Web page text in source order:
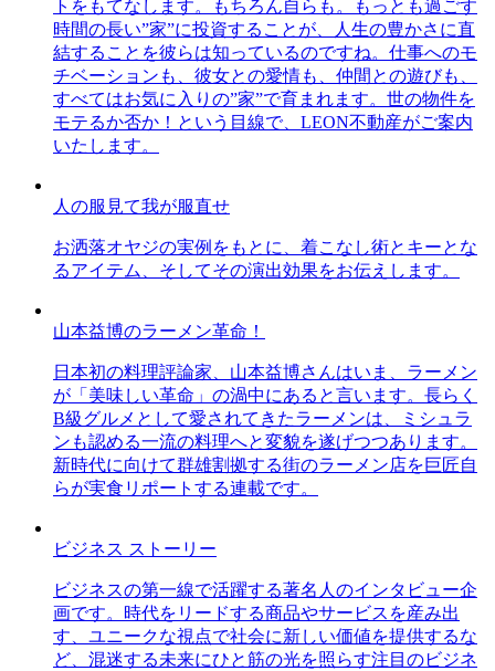
トをもてなします。もちろん自らも。もっとも過ごす
時間の長い”家”に投資することが、人生の豊かさに直
結することを彼らは知っているのですね。仕事へのモ
チベーションも、彼女との愛情も、仲間との遊びも、
すべてはお気に入りの”家”で育まれます。世の物件を
モテるか否か！という目線で、LEON不動産がご案内
いたします。
人の服見て我が服直せ
お洒落オヤジの実例をもとに、着こなし術とキーとな
るアイテム、そしてその演出効果をお伝えします。
山本益博のラーメン革命！
日本初の料理評論家、山本益博さんはいま、ラーメン
が「美味しい革命」の渦中にあると言います。長らく
B級グルメとして愛されてきたラーメンは、ミシュラ
ンも認める一流の料理へと変貌を遂げつつあります。
新時代に向けて群雄割拠する街のラーメン店を巨匠自
らが実食リポートする連載です。
ビジネス ストーリー
ビジネスの第一線で活躍する著名人のインタビュー企
画です。時代をリードする商品やサービスを産み出
す、ユニークな視点で社会に新しい価値を提供するな
ど、混迷する未来にひと筋の光を照らす注目のビジネ